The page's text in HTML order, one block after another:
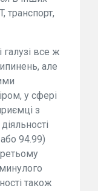
транспорт,
галузі все ж
але
у сфері
з
94.99)
також